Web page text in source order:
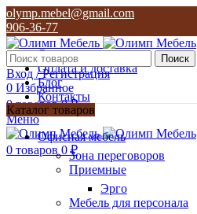
olymp.mebel@gmail.com
906-36-77
О нас
Оплата и доставка
Блог
Контакты
906-36-77
Поиск
Вход / Регистрация
0 Избранное
0товаров 0₽
Меню
0 товаров 0₽
Каталог товаров
Офисная мебель
Зона переговоров
Приемные
Эрго
Мебель для персонала